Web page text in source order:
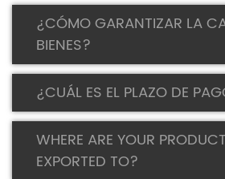
¿CÓMO GARANTIZAR LA
BIENES?
¿CUÁL ES EL PLAZO DE
WHERE ARE YOUR
EXPORTED TO?